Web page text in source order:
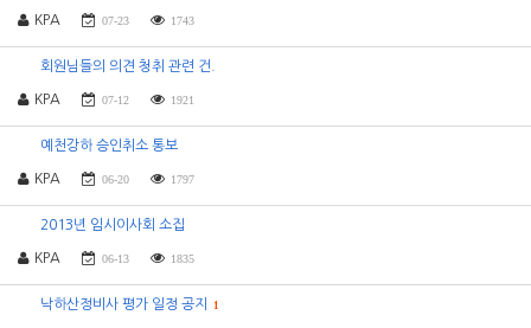
KPA 07-23 1743
회원님들의 의견 청취 관련 건.
KPA 07-12 1921
예천강하 승인취소 통보
KPA 06-20 1797
2013년 임시이사회 소집
KPA 06-13 1835
낙하산정비사 평가 일정 공지 1